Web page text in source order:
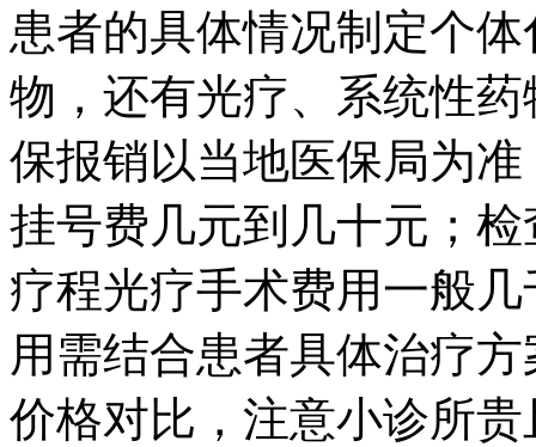
患者的具体情况制定个
物，还有光疗、系统性
保报销以当地医保局为
挂号费几元到几十元；
疗程光疗手术费用一般
用需结合患者具体治疗
价格对比，注意小诊所